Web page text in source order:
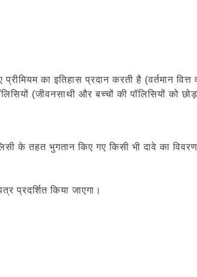
का इतिहास प्रदान करती है (वर्तमान वित्त
(जीवनसाथी और बच्चों की पॉलिसियों को
के तहत भुगतान किए गए किसी भी दावे का
प्रदर्शित किया जाएगा।